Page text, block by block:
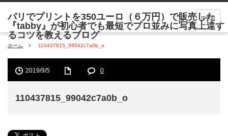
menu
ホーム 110437815_99042c7a0b_o
2019/9/5 0
110437815_99042c7a0b_o